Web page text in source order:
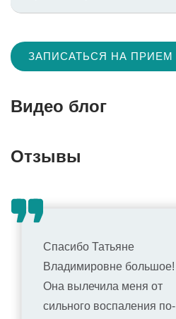
ЗАПИСАТЬСЯ НА ПРИЕМ
Видео блог
Отзывы
Спасибо Татьяне
Владимировне большое!
Она вылечила меня от
сильного воспаления по-